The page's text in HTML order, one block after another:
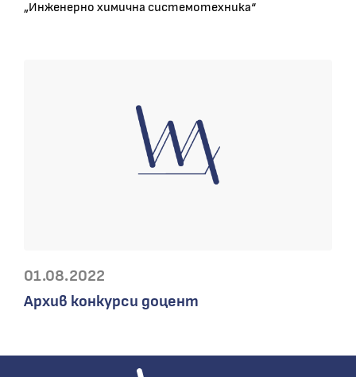
„Инженерно химична системотехника“
01.08.2022
Архив конкурси доцент